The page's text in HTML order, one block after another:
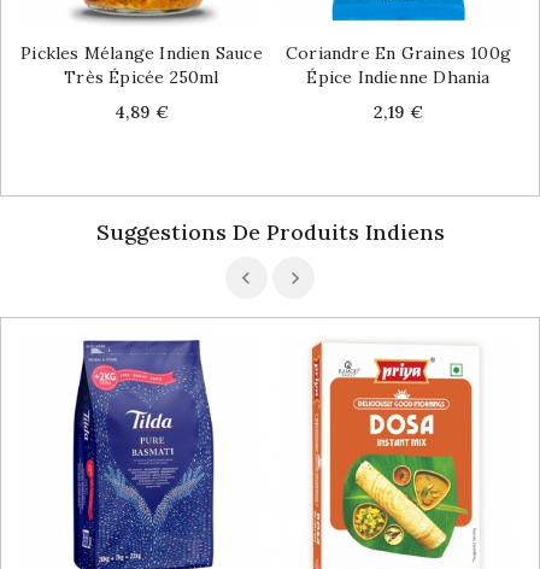
Pickles Mélange Indien Sauce
Très Épicée 250ml
Price
4,89 €
Coriandre En Graines 100g
Épice Indienne Dhania
Price
2,19 €
Suggestions De Produits Indiens